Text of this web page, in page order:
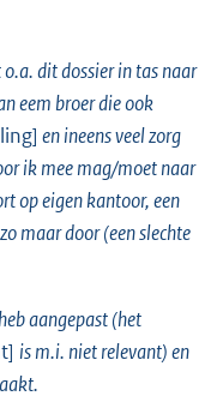
dit dossier in tas naar
eem broer die ook
en ineens veel zorg
ik mee mag/moet naar
op eigen kantoor, een
maar door (een slechte
aangepast (het
is m.i. niet relevant) en